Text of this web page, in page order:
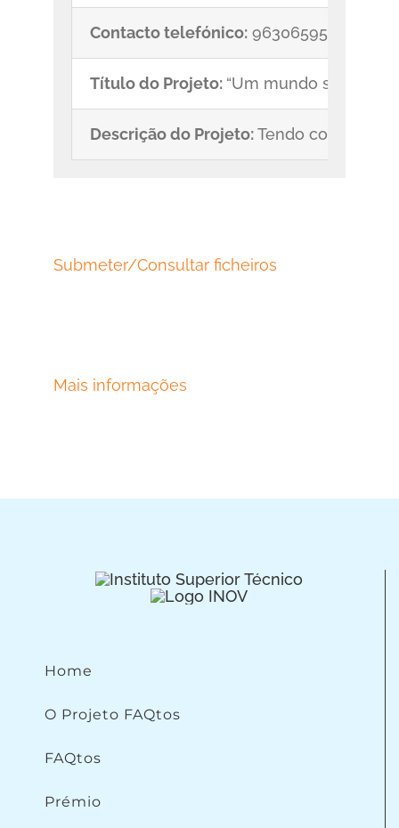
Contacto telefónico: 963065951
Título do Projeto: “Um mundo
Descrição do Projeto:Tendo como
Submeter/Consultar ficheiros
Mais informações
Home
O Projeto FAQtos
FAQtos
Prémio